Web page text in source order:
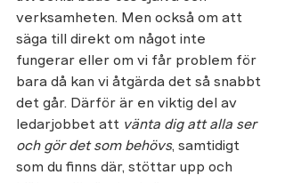
verksamheten. Men också om att
säga till direkt om något inte
fungerar eller om vi får problem för
bara då kan vi åtgärda det så snabbt
det går. Därför är en viktig del av
ledarjobbet att vänta dig att alla ser
och gör det som behövs, samtidigt
som du finns där, stöttar upp och